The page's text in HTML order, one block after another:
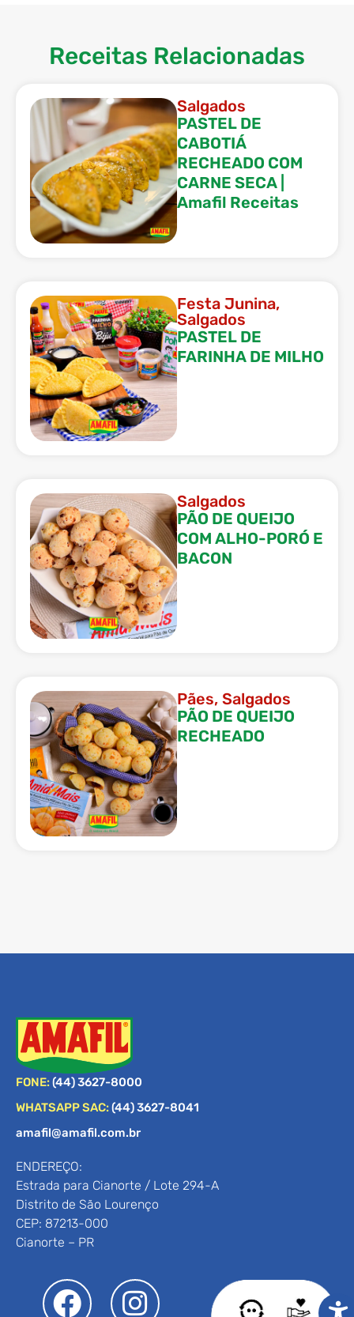
Receitas Relacionadas
Salgados
PASTEL DE
CABOTIÁ
RECHEADO COM
CARNE SECA |
Amafil Receitas
Festa Junina,
Salgados
PASTEL DE
FARINHA DE MILHO
Salgados
PÃO DE QUEIJO
COM ALHO-PORÓ E
BACON
Pães, Salgados
PÃO DE QUEIJO
RECHEADO
FONE:(44) 3627-8000
WHATSAPP SAC:(44) 3627-8041
amafil@amafil.com.br
ENDEREÇO:
Estrada para Cianorte / Lote 294-A
Distrito de São Lourenço
CEP: 87213-000
Cianorte – PR